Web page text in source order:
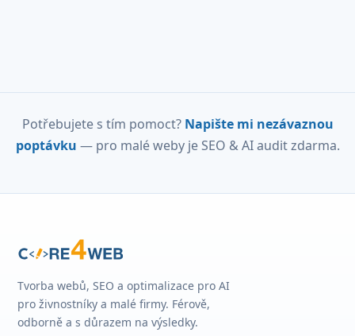
Potřebujete s tím pomoct? Napište mi nezávaznou
poptávku — pro malé weby je SEO & AI audit zdarma.
Tvorba webů, SEO a optimalizace pro AI
pro živnostníky a malé firmy. Férově,
odborně a s důrazem na výsledky.